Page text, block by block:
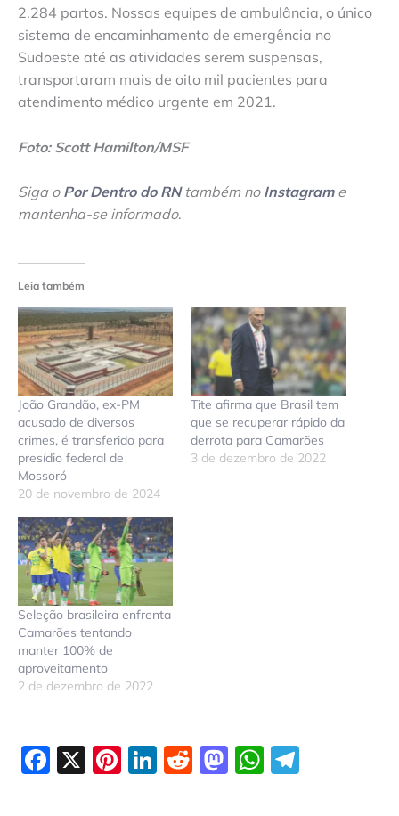
2.284 partos. Nossas equipes de ambulância, o único
sistema de encaminhamento de emergência no
Sudoeste até as atividades serem suspensas,
transportaram mais de oito mil pacientes para
atendimento médico urgente em 2021.
Foto: Scott Hamilton/MSF
Siga o Por Dentro do RNtambém no Instagrame
mantenha-se informado.
Leia também
João Grandão, ex-PM
acusado de diversos
crimes, é transferido para
presídio federal de
Mossoró
20 de novembro de 2024
Tite afirma que Brasil tem
que se recuperar rápido da
derrota para Camarões
3 de dezembro de 2022
Seleção brasileira enfrenta
Camarões tentando
manter 100% de
aproveitamento
2 de dezembro de 2022
Facebook
X Pinterest
LinkedIn
Reddit
Mastodon